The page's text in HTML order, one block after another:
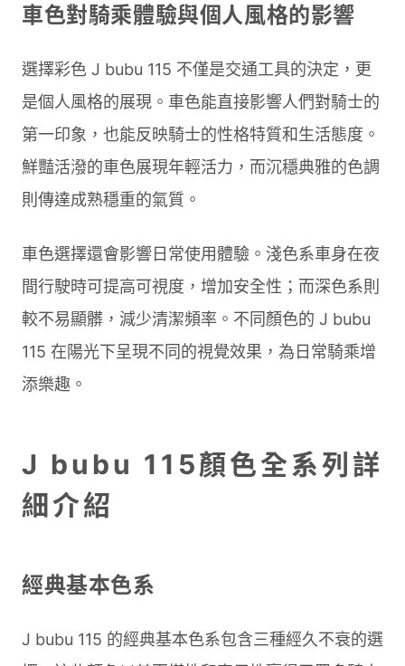
車色對騎乘體驗與個人風格的影響
選擇彩色 J bubu 115 不僅是交通工具的決定，更
是個人風格的展現。車色能直接影響人們對騎士的
第一印象，也能反映騎士的性格特質和生活態度。
鮮豔活潑的車色展現年輕活力，而沉穩典雅的色調
則傳達成熟穩重的氣質。
車色選擇還會影響日常使用體驗。淺色系車身在夜
間行駛時可提高可視度，增加安全性；而深色系則
較不易顯髒，減少清潔頻率。不同顏色的 J bubu
115 在陽光下呈現不同的視覺效果，為日常騎乘增
添樂趣。
J bubu 115顏色全系列詳
細介紹
經典基本色系
J bubu 115 的經典基本色系包含三種經久不衰的選